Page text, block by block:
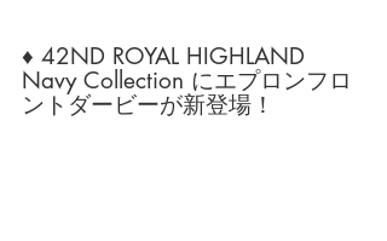
♦ 42ND ROYAL HIGHLAND
Navy Collection にエプロンフロ
ントダービーが新登場！